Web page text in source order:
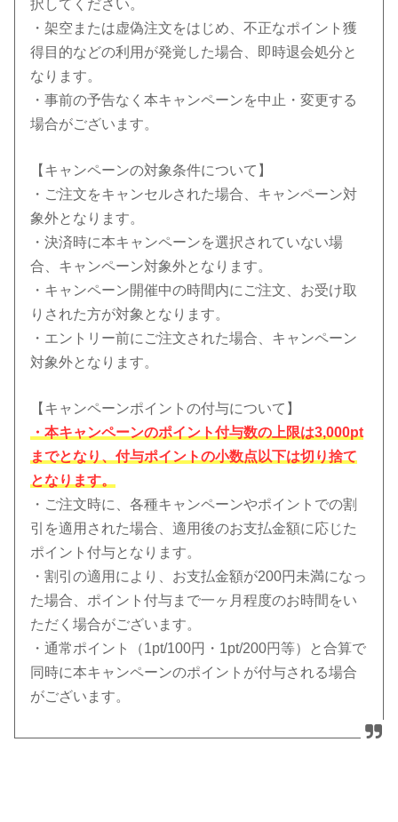
択してください。
・架空または虚偽注文をはじめ、不正なポイント獲
得目的などの利用が発覚した場合、即時退会処分と
なります。
・事前の予告なく本キャンペーンを中止・変更する
場合がございます。
【キャンペーンの対象条件について】
・ご注文をキャンセルされた場合、キャンペーン対
象外となります。
・決済時に本キャンペーンを選択されていない場
合、キャンペーン対象外となります。
・キャンペーン開催中の時間内にご注文、お受け取
りされた方が対象となります。
・エントリー前にご注文された場合、キャンペーン
対象外となります。
【キャンペーンポイントの付与について】
・本キャンペーンのポイント付与数の上限は3,000pt
までとなり、付与ポイントの小数点以下は切り捨て
となります。
・ご注文時に、各種キャンペーンやポイントでの割
引を適用された場合、適用後のお支払金額に応じた
ポイント付与となります。
・割引の適用により、お支払金額が200円未満になっ
た場合、ポイント付与まで一ヶ月程度のお時間をい
ただく場合がございます。
・通常ポイント（1pt/100円・1pt/200円等）と合算で
同時に本キャンペーンのポイントが付与される場合
がございます。